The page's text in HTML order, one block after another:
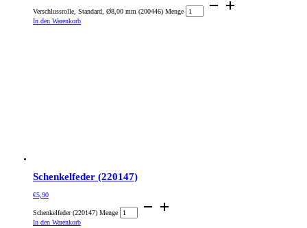
Verschlussrolle, Standard, Ø8,00 mm (200446) Menge
In den Warenkorb
Schenkelfeder (220147)
€5,90
Schenkelfeder (220147) Menge
In den Warenkorb